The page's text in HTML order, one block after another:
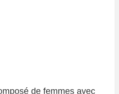
de femmes avec